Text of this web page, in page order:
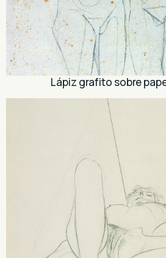
Lápiz grafito sobre